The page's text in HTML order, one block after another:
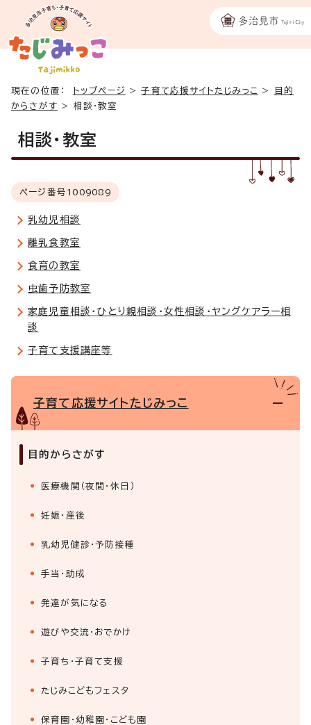
現在の位置： トップページ >子育て応援サイトたじみっこ >
目的
からさがす > 相談・教室
相談・教室
ページ番号 1009089
乳幼児相談
離乳食教室
食育の教室
虫歯予防教室
家庭児童相談・ひとり親相談・女性相談・ヤングケアラー相
談
子育て支援講座等
子育て応援サイトたじみっこ
目的からさがす
医療機関（夜間・休日）
妊娠・産後
乳幼児健診・予防接種
手当・助成
発達が気になる
遊びや交流・おでかけ
子育ち・子育て支援
たじみこどもフェスタ
保育園・幼稚園・こども園